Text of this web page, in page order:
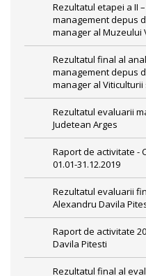
Rezultatul etapei a II
management depus
manager al Muzeului
Rezultatul final al
management depus
manager al
Rezultatul evaluarii
Judetean Arges
Raport de activitate -
01.01-31.12.2019
Rezultatul evaluarii
Alexandru Davila
Raport de activitate
Davila Pitesti
Rezultatul final al